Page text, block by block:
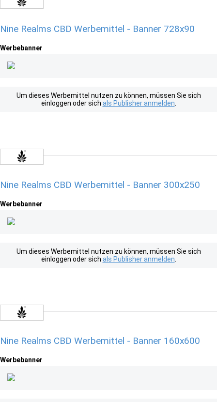
Nine Realms CBD Werbemittel - Banner 728x90
Werbebanner
Um dieses Werbemittel nutzen zu können, müssen Sie sich
einloggen oder sich als Publisher anmelden
Nine Realms CBD Werbemittel - Banner 300x250
Werbebanner
Um dieses Werbemittel nutzen zu können, müssen Sie sich
einloggen oder sich als Publisher anmelden
Nine Realms CBD Werbemittel - Banner 160x600
Werbebanner